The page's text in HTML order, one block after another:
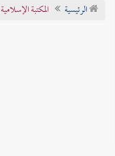
تراجم الأعلام
الرئيسية المكتبة الإسلامية